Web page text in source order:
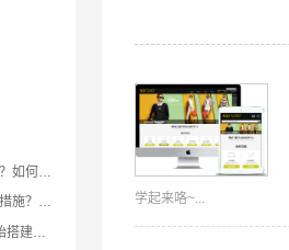
网站建设费用需要多少钱？如何降低网站建设成本？
购物商城外贸网站建设的措施？外贸建站方法
学起来咯~...